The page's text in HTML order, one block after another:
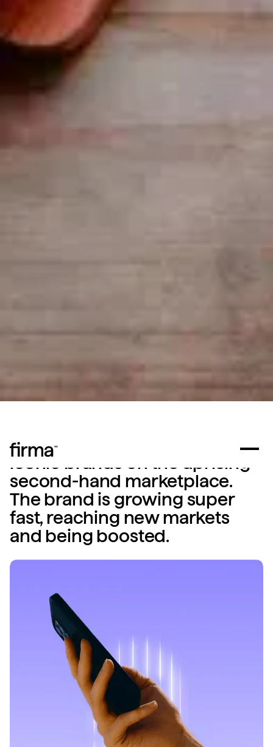
Wallapop is one of the most
iconic brands on the uprising
second-hand marketplace.
The brand is growing super
fast, reaching new markets
and being boosted.